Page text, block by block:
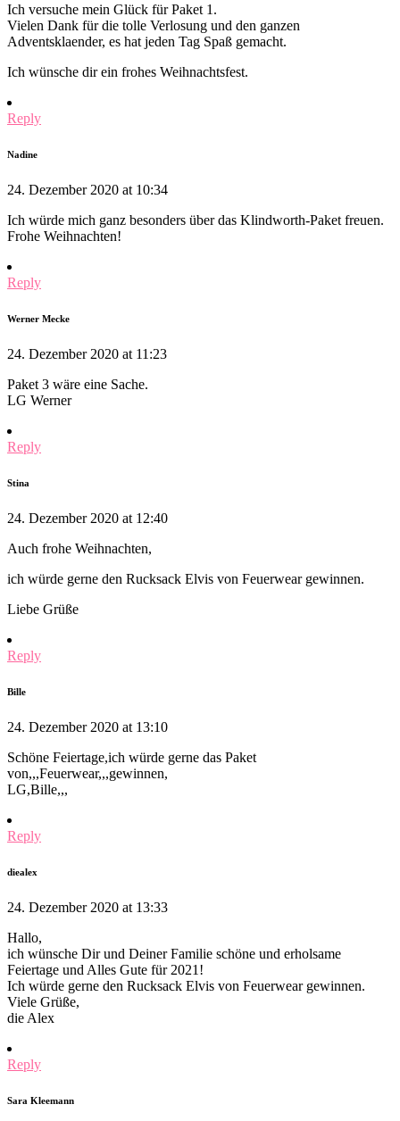
Ich versuche mein Glück für Paket 1.
Vielen Dank für die tolle Verlosung und den ganzen
Adventsklaender, es hat jeden Tag Spaß gemacht.
Ich wünsche dir ein frohes Weihnachtsfest.
Reply
Nadine
24. Dezember 2020 at 10:34
Ich würde mich ganz besonders über das Klindworth-Paket freuen.
Frohe Weihnachten!
Reply
Werner Mecke
24. Dezember 2020 at 11:23
Paket 3 wäre eine Sache.
LG Werner
Reply
Stina
24. Dezember 2020 at 12:40
Auch frohe Weihnachten,
ich würde gerne den Rucksack Elvis von Feuerwear gewinnen.
Liebe Grüße
Reply
Bille
24. Dezember 2020 at 13:10
Schöne Feiertage,ich würde gerne das Paket
von,,,Feuerwear,,,gewinnen,
LG,Bille,,,
Reply
diealex
24. Dezember 2020 at 13:33
Hallo,
ich wünsche Dir und Deiner Familie schöne und erholsame
Feiertage und Alles Gute für 2021!
Ich würde gerne den Rucksack Elvis von Feuerwear gewinnen.
Viele Grüße,
die Alex
Reply
Sara Kleemann